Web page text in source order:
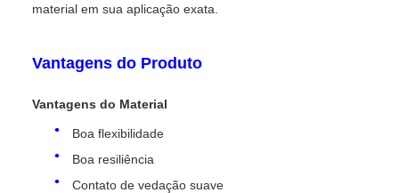
material em sua aplicação exata.
Vantagens do Produto
Vantagens do Material
Boa flexibilidade
Boa resiliência
Contato de vedação suave